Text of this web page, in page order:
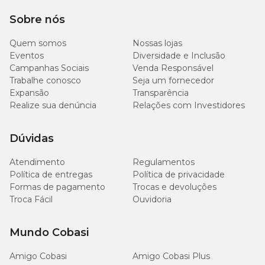
Sobre nós
Quem somos
Nossas lojas
Eventos
Diversidade e Inclusão
Campanhas Sociais
Venda Responsável
Trabalhe conosco
Seja um fornecedor
Expansão
Transparência
Realize sua denúncia
Relações com Investidores
Dúvidas
Atendimento
Regulamentos
Política de entregas
Política de privacidade
Formas de pagamento
Trocas e devoluções
Troca Fácil
Ouvidoria
Mundo Cobasi
Amigo Cobasi
Amigo Cobasi Plus